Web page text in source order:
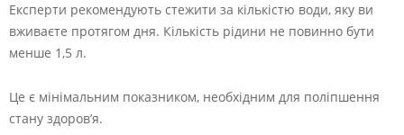
Експерти рекомендують стежити за кількістю води, яку ви
вживаєте протягом дня. Кількість рідини не повинно бути
менше 1,5 л.
Це є мінімальним показником, необхідним для поліпшення
стану здоров’я.